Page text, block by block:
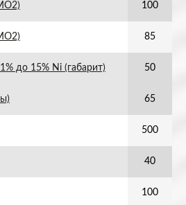
100
85
до 15% Ni (габарит) 50
65
500
40
100